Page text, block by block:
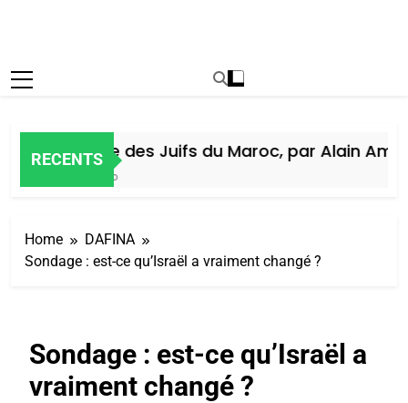
RECENTS
Histoire des Juifs du Maroc, par Alain Amiel
Home
DAFINA
Sondage : est-ce qu’Israël a vraiment changé ?
Sondage : est-ce qu’Israël a
vraiment changé ?